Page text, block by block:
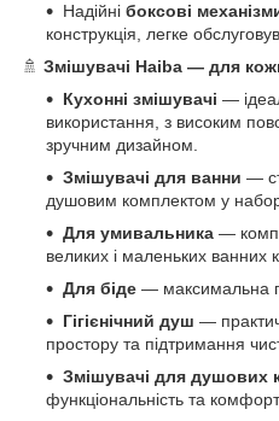
Надійні боксові
конструкція, легке
🚿 Змішувачі Haiba — для
Кухонні змішувачі —
використання, з високим
зручним дизайном.
Змішувачі для ванни —
душовим комплектом у
Для умивальника —
великих і маленьких ванних
Для біде — максимальна
Гігієнічний душ —
простору та підтримання
Змішувачі для душових
функціональність та